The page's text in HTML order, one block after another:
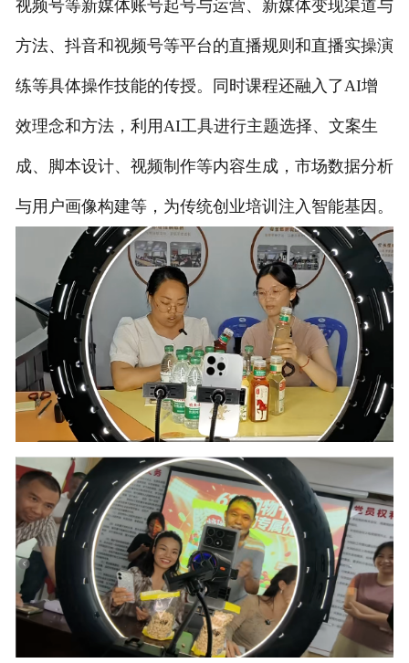
视频号等新媒体账号起号与运营、新媒体变现渠道与
方法、抖音和视频号等平台的直播规则和直播实操演
练等具体操作技能的传授。同时课程还融入了AI增
效理念和方法，利用AI工具进行主题选择、文案生
成、脚本设计、视频制作等内容生成，市场数据分析
与用户画像构建等，为传统创业培训注入智能基因。